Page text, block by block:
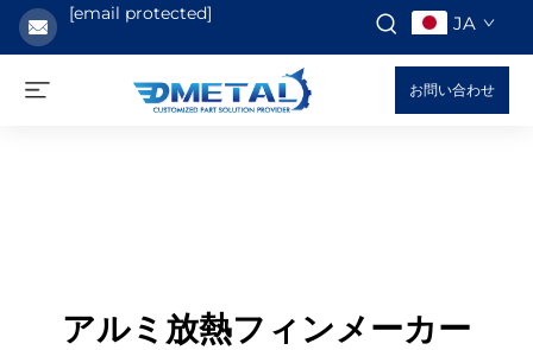
[email protected] JA
お問い合わせ
アルミ放熱フィンメーカー